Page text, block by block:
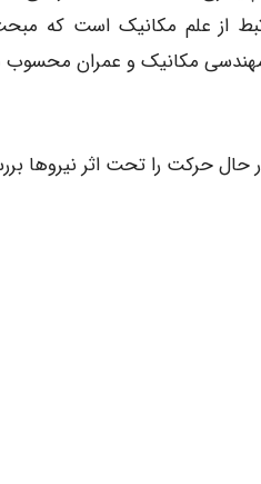
از علم مکانیک است که مبحث
مهندسی مکانیک و عمران
حال حرکت را تحت اثر نیروها